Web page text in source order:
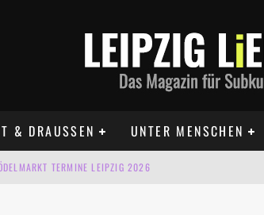
& DRAUSSEN UNTER MENSCHEN
TERMINE LEIPZIG 2026
LEIPZIG AUF DER AGRA | 09.08.2026